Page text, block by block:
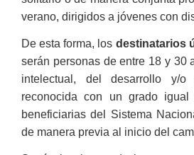
verano, dirigidos a jóvenes con
De esta forma, los destinatarios
serán personas de entre 18 y 30
intelectual, del desarrollo y/o
reconocida con un grado
beneficiarias del Sistema
de manera previa al inicio del